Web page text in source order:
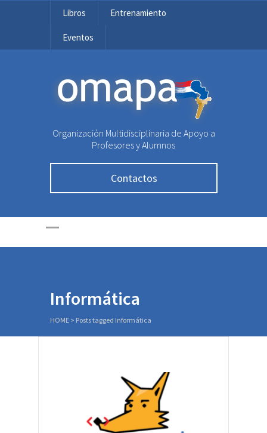
Libros Entrenamiento
Eventos
OMAPA
Organización Multidisciplinaria de Apoyo a
Profesores y Alumnos
Contactos
Informática
HOME > Posts tagged Informática